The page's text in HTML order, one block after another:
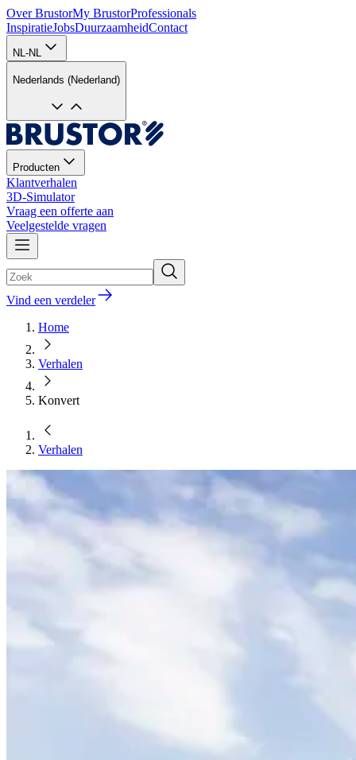
Over BrustorMy BrustorProfessionals
InspiratieJobsDuurzaamheidContact
NL-NL
Nederlands (Nederland)
Producten
Klantverhalen
3D-Simulator
Vraag een offerte aan
Veelgestelde vragen
Vind een verdeler
Home
Verhalen
Konvert
Verhalen